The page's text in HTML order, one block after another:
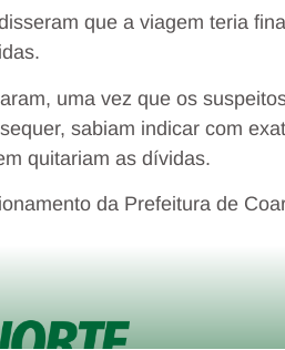
que a viagem teria
uma vez que os
sabiam indicar com
quitariam as dívidas.
da Prefeitura de